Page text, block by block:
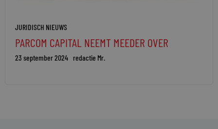
JURIDISCH NIEUWS
PARCOM CAPITAL NEEMT MEEDER OVER
23 september 2024 redactie Mr.